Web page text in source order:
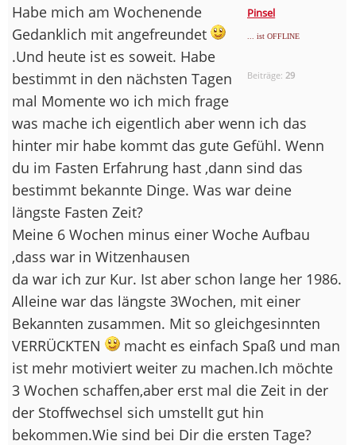
Pinsel
... ist OFFLINE
Beiträge: 29
Habe mich am Wochenende
Gedanklich mit angefreundet
.Und heute ist es soweit. Habe
bestimmt in den nächsten Tagen
mal Momente wo ich mich frage
was mache ich eigentlich aber wenn ich das
hinter mir habe kommt das gute Gefühl. Wenn
du im Fasten Erfahrung hast ,dann sind das
bestimmt bekannte Dinge. Was war deine
längste Fasten Zeit?
Meine 6 Wochen minus einer Woche Aufbau
,dass war in Witzenhausen
da war ich zur Kur. Ist aber schon lange her 1986.
Alleine war das längste 3Wochen, mit einer
Bekannten zusammen. Mit so gleichgesinnten
VERRÜCKTEN
macht es einfach Spaß und man
ist mehr motiviert weiter zu machen.Ich möchte
3 Wochen schaffen,aber erst mal die Zeit in der
der Stoffwechsel sich umstellt gut hin
bekommen.Wie sind bei Dir die ersten Tage?